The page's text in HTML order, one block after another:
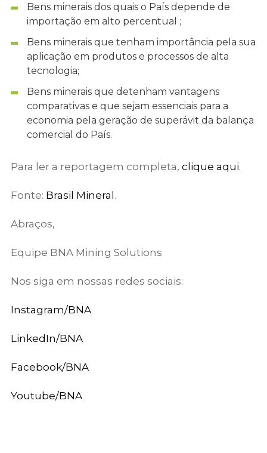
Bens minerais dos quais o País depende de
importação em alto percentual ;
Bens minerais que tenham importância pela sua
aplicação em produtos e processos de alta
tecnologia;
Bens minerais que detenham vantagens
comparativas e que sejam essenciais para a
economia pela geração de superávit da balança
comercial do País.
Para ler a reportagem completa, clique aqui.
Fonte: Brasil Mineral .
Abraços,
Equipe BNA Mining Solutions
Nos siga em nossas redes sociais:
Instagram/BNA
LinkedIn/BNA
Facebook/BNA
Youtube/BNA